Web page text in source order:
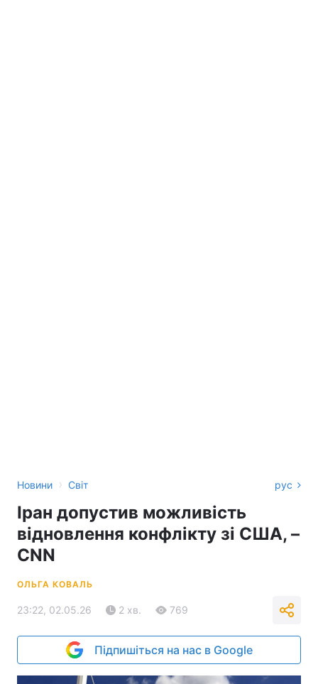
Новини › Світ рус
Іран допустив можливість
відновлення конфлікту зі США, –
CNN
ОЛЬГА КОВАЛЬ
23:22, 02.05.26 2 хв. 769
Підпишіться на нас в Google